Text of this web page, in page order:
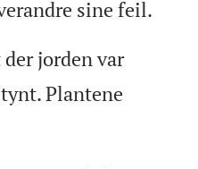
sine feil.
jorden var
Plantene